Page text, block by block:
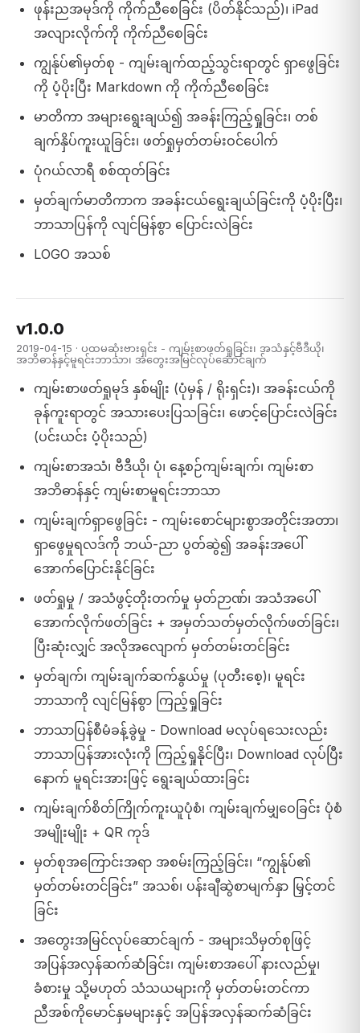
ဖုန်းညအမုဒ်ကို ကိုက်ညီစေခြင်း (ပိတ်နိုင်သည်)၊ iPad
အလျားလိုက်ကို ကိုက်ညီစေခြင်း
ကျွန်ုပ်၏မှတ်စု - ကျမ်းချက်ထည့်သွင်းရာတွင် ရှာဖွေခြင်း
ကို ပံ့ပိုးပြီး Markdown ကို ကိုက်ညီစေခြင်း
မာတိကာ အများရွေးချယ်၍ အခန်းကြည့်ရှုခြင်း၊ တစ်
ချက်နှိပ်ကူးယူခြင်း၊ ဖတ်ရှုမှတ်တမ်းဝင်ပေါက်
ပုံဂယ်လာရီ စစ်ထုတ်ခြင်း
မှတ်ချက်မာတိကာက အခန်းငယ်ရွေးချယ်ခြင်းကို ပံ့ပိုးပြီး၊
ဘာသာပြန်ကို လျင်မြန်စွာ ပြောင်းလဲခြင်း
LOGO အသစ်
v1.0.0
2019-04-15 · ပထမဆုံးဗားရှင်း - ကျမ်းစာဖတ်ရှုခြင်း၊ အသံနှင့်ဗီဒီယို၊
အဘိဓာန်နှင့်မူရင်းဘာသာ၊ အတွေးအမြင်လုပ်ဆောင်ချက်
ကျမ်းစာဖတ်ရှုမုဒ် နှစ်မျိုး (ပုံမှန် / ရိုးရှင်း)၊ အခန်းငယ်ကို
ခုန်ကူးရာတွင် အသားပေးပြသခြင်း၊ ဖောင့်ပြောင်းလဲခြင်း
(ပင်းယင်း ပံ့ပိုးသည်)
ကျမ်းစာအသံ၊ ဗီဒီယို၊ ပုံ၊ နေ့စဉ်ကျမ်းချက်၊ ကျမ်းစာ
အဘိဓာန်နှင့် ကျမ်းစာမူရင်းဘာသာ
ကျမ်းချက်ရှာဖွေခြင်း - ကျမ်းစောင်များစွာအတိုင်းအတာ၊
ရှာဖွေမှုရလဒ်ကို ဘယ်-ညာ ပွတ်ဆွဲ၍ အခန်းအပေါ်
အောက်ပြောင်းနိုင်ခြင်း
ဖတ်ရှုမှု / အသံဖွင့်တိုးတက်မှု မှတ်ဉာဏ်၊ အသံအပေါ်
အောက်လိုက်ဖတ်ခြင်း + အမှတ်သတ်မှတ်လိုက်ဖတ်ခြင်း၊
ပြီးဆုံးလျှင် အလိုအလျောက် မှတ်တမ်းတင်ခြင်း
မှတ်ချက်၊ ကျမ်းချက်ဆက်နွယ်မှု (ပုတီးစေ့)၊ မူရင်း
ဘာသာကို လျင်မြန်စွာ ကြည့်ရှုခြင်း
ဘာသာပြန်စီမံခန့်ခွဲမှု - Download မလုပ်ရသေးလည်း
ဘာသာပြန်အားလုံးကို ကြည့်ရှုနိုင်ပြီး၊ Download လုပ်ပြီး
နောက် မူရင်းအားဖြင့် ရွေးချယ်ထားခြင်း
ကျမ်းချက်စိတ်ကြိုက်ကူးယူပုံစံ၊ ကျမ်းချက်မျှဝေခြင်း ပုံစံ
အမျိုးမျိုး + QR ကုဒ်
မှတ်စုအကြောင်းအရာ အစမ်းကြည့်ခြင်း၊ “ကျွန်ုပ်၏
မှတ်တမ်းတင်ခြင်း” အသစ်၊ ပန်းချီဆွဲစာမျက်နှာ မြှင့်တင်
ခြင်း
အတွေးအမြင်လုပ်ဆောင်ချက် - အများသိမှတ်စုဖြင့်
အပြန်အလှန်ဆက်ဆံခြင်း၊ ကျမ်းစာအပေါ် နားလည်မှု၊
ခံစားမှု သို့မဟုတ် သံသယများကို မှတ်တမ်းတင်ကာ
ညီအစ်ကိုမောင်နှမများနှင့် အပြန်အလှန်ဆက်ဆံခြင်း